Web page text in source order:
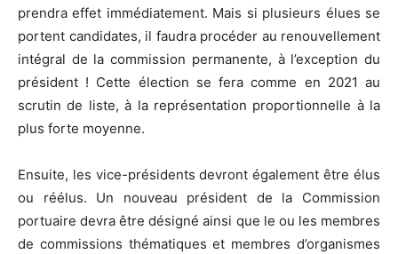
prendra effet immédiatement. Mais si plusieurs élues se
portent candidates, il faudra procéder au renouvellement
intégral de la commission permanente, à l’exception du
président ! Cette élection se fera comme en 2021 au
scrutin de liste, à la représentation proportionnelle à la
plus forte moyenne.
Ensuite, les vice-présidents devront également être élus
ou réélus. Un nouveau président de la Commission
portuaire devra être désigné ainsi que le ou les membres
de commissions thématiques et membres d’organismes